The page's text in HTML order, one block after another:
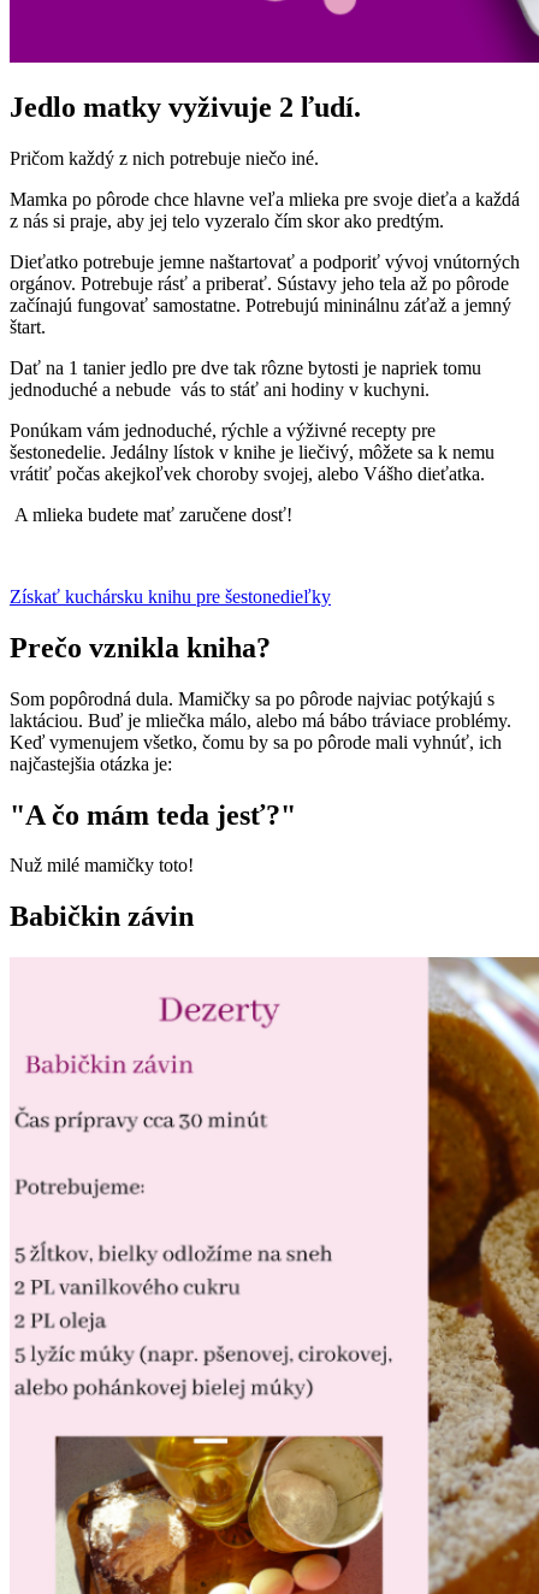
Jedlo matky vyživuje 2 ľudí.
Pričom každý z nich potrebuje niečo iné.
Mamka po pôrode chce hlavne veľa mlieka pre svoje dieťa a každá
z nás si praje, aby jej telo vyzeralo čím skor ako predtým.
Dieťatko potrebuje jemne naštartovať a podporiť vývoj vnútorných
orgánov. Potrebuje rásť a priberať. Sústavy jeho tela až po pôrode
začínajú fungovať samostatne. Potrebujú mininálnu záťaž a jemný
štart.
Dať na 1 tanier jedlo pre dve tak rôzne bytosti je napriek tomu
jednoduché a nebude vás to stáť ani hodiny v kuchyni.
Ponúkam vám jednoduché, rýchle a výživné recepty pre
šestonedelie. Jedálny lístok v knihe je liečivý, môžete sa k nemu
vrátiť počas akejkoľvek choroby svojej, alebo Vášho dieťatka.
A mlieka budete mať zaručene dosť!
Získať kuchársku knihu pre šestonedieľky
Prečo vznikla kniha?
Som popôrodná dula. Mamičky sa po pôrode najviac potýkajú s
laktáciou. Buď je mliečka málo, alebo má bábo tráviace problémy.
Keď vymenujem všetko, čomu by sa po pôrode mali vyhnúť, ich
najčastejšia otázka je:
"A čo mám teda jesť?"
Nuž milé mamičky toto!
Babičkin závin